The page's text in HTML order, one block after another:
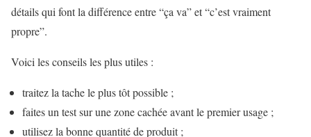
détails qui font la différence entre “ça va” et “c’est vraiment
propre”.
Voici les conseils les plus utiles :
traitez la tache le plus tôt possible ;
faites un test sur une zone cachée avant le premier usage ;
utilisez la bonne quantité de produit ;